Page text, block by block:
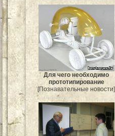
Для чего необходимо
прототипирование
[Познавательные новости]